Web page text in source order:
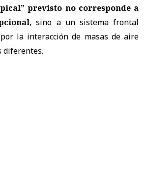
previsto no corresponde a
, sino a un sistema frontal
la interacción de masas de aire
diferentes.